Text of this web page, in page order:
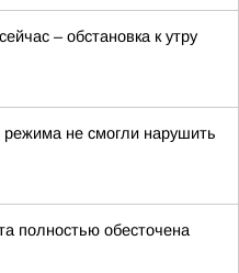
– обстановка к утру
режима не смогли нарушить
полностью обесточена